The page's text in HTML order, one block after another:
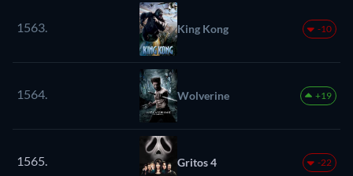
1563. King Kong -10
1564. Wolverine +19
1565. Gritos 4 -22